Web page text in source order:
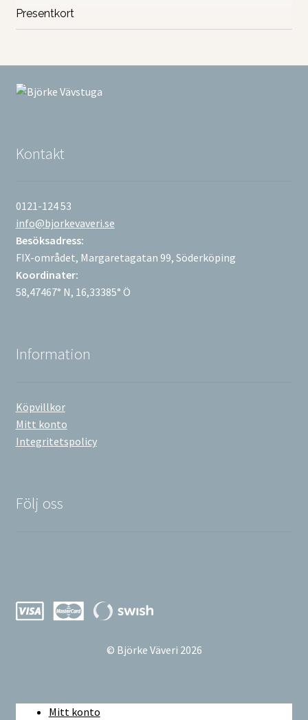
Presentkort
Kontakt
0121-124 53
info@bjorkevaveri.se
Besöksadress:
FIX-området, Margaretagatan 99, Söderköping
Koordinater:
58,47467° N, 16,33385° Ö
Information
Köpvillkor
Mitt konto
Integritetspolicy
Följ oss
© Björke Väveri 2026
Mitt konto